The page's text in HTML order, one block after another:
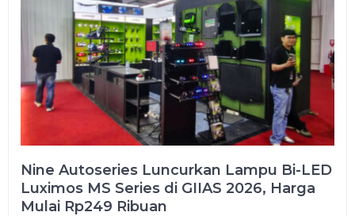
Nine Autoseries Luncurkan Lampu Bi-LED
Luximos MS Series di GIIAS 2026, Harga
Mulai Rp249 Ribuan